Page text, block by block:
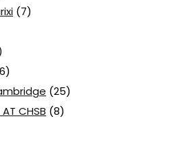
(7)
(25)
CHSB (8)